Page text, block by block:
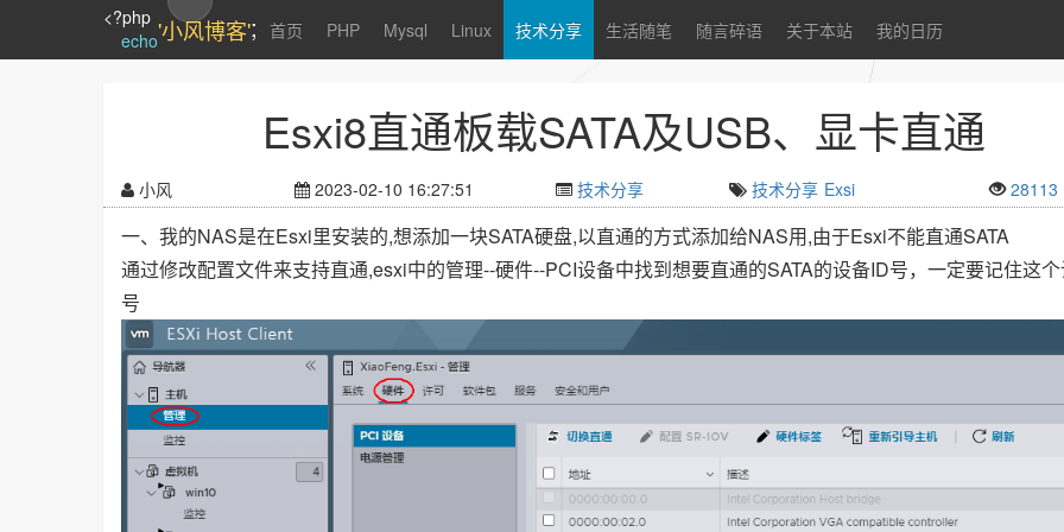
<?php
echo'小风博客'; 首页 PHP Mysql Linux 技术分享 生活随笔 随言碎语 关于本站 我的日历
Esxi8直通板载SATA及USB、显卡直通
小风 2023-02-10 16:27:51 技术分享 技术分享 Exsi 28113
一、我的NAS是在Esxi里安装的,想添加一块SATA硬盘,以直通的方式添加给NAS用,由于Esxi不能直通SATA
通过修改配置文件来支持直通,esxi中的管理--硬件--PCI设备中找到想要直通的SATA的设备ID号，一定要记住这
号